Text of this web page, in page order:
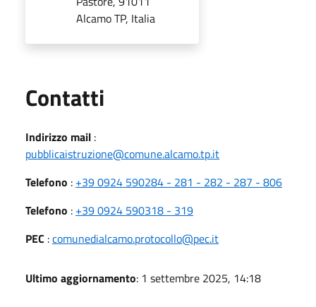
Alcamo TP, Italia
Contatti
Indirizzo mail :
pubblicaistruzione@comune.alcamo.tp.it
Telefono : +39 0924 590284 - 281 - 282 - 287 - 806
Telefono : +39 0924 590318 - 319
PEC :comunedialcamo.protocollo@pec.it
Ultimo aggiornamento: 1 settembre 2025, 14:18